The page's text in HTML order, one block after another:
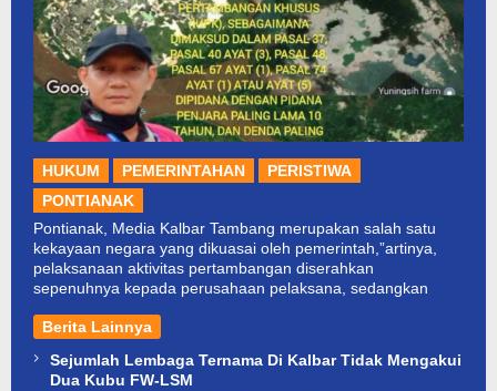
HUKUM PEMERINTAHAN
PERISTIWA
PONTIANAK
Pontianak, Media Kalbar Tambang merupakan salah satu
kekayaan negara yang dikuasai oleh pemerintah,”artinya,
pelaksanaan aktivitas pertambangan diserahkan
sepenuhnya kepada perusahaan pelaksana, sedangkan
Berita Lainnya
Sejumlah Lembaga Ternama Di Kalbar Tidak Mengakui
Dua Kubu FW-LSM